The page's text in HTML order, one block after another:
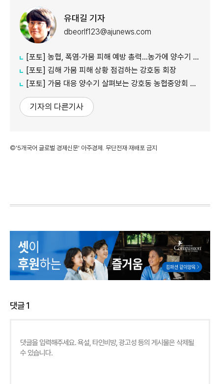
유대길 기자
dbeorlf123@ajunews.com
[포토] 농협, 폭염·가뭄 피해 예방 총력…농가에 양수기 지원
[포토] 김해 가뭄 피해 상황 점검하는 강호동 회장
[포토] 가뭄 대응 양수기 살펴보는 강호동 농협중앙회 회장
기자의 다른기사
©'5개국어 글로벌 경제신문' 아주경제. 무단전재·재배포 금지
댓글1